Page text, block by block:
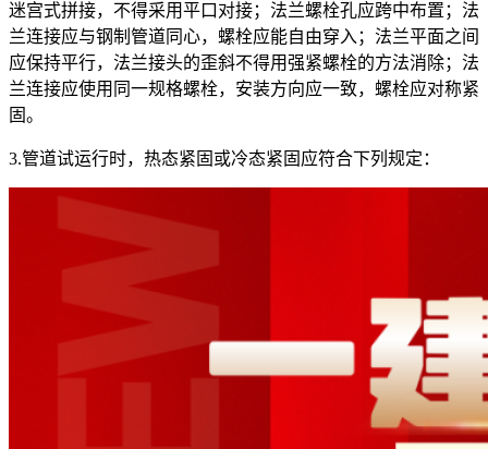
迷宫式拼接，不得采用平口对接；法兰螺栓孔应跨中布置；法
兰连接应与钢制管道同心，螺栓应能自由穿入；法兰平面之间
应保持平行，法兰接头的歪斜不得用强紧螺栓的方法消除；法
兰连接应使用同一规格螺栓，安装方向应一致，螺栓应对称紧
固。
3.管道试运行时，热态紧固或冷态紧固应符合下列规定：